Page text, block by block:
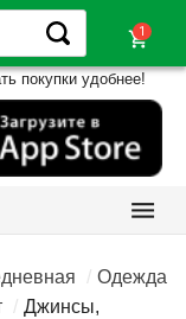
shopping_cart
покупки удобнее!

Одежда
Джинсы,